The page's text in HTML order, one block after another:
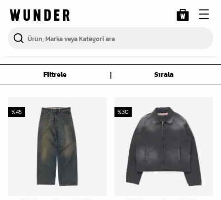
Filtrele | Sırala
%45 %30